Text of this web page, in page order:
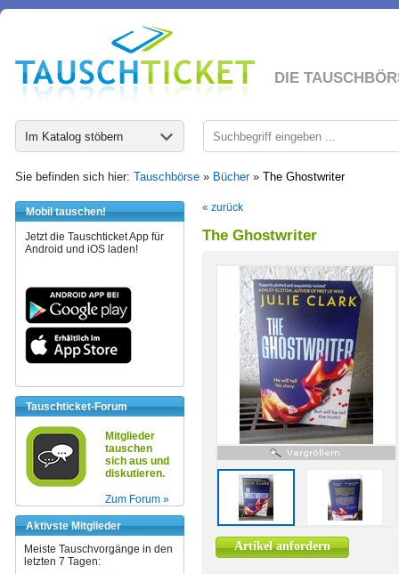
DIE
Im Katalog stöbern
Sie befinden sich hier: Tauschbörse » Bücher» The Ghostwriter
Mobil tauschen!
Jetzt die Tauschticket App für
Android und iOS laden!
Tauschticket-Forum
Mitglieder
tauschen
sich aus und
diskutieren.
Zum Forum »
Aktivste Mitglieder
Meiste Tauschvorgänge in den
letzten 7 Tagen:
« zurück
The Ghostwriter
Artikel anfordern